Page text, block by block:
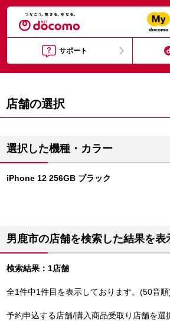
サポート
店舗の選択
選択した機種・カラー
iPhone 12 256GB ブラック
男鹿市の店舗を検索した結果を表
検索結果：1店舗
全1件中1件目を表示しております。(50音順
予約申込する店舗/購入商品受取り店舗を選